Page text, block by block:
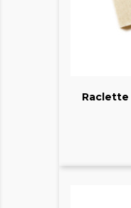
Raclette